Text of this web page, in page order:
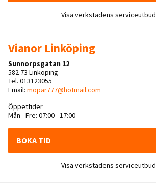
Visa verkstadens serviceutbud
Vianor Linköping
Sunnorpsgatan 12
582 73 Linköping
Tel. 013123055
Email: mopar777@hotmail.com
Öppettider
Mån - Fre: 07:00 - 17:00
BOKA TID
Visa verkstadens serviceutbud